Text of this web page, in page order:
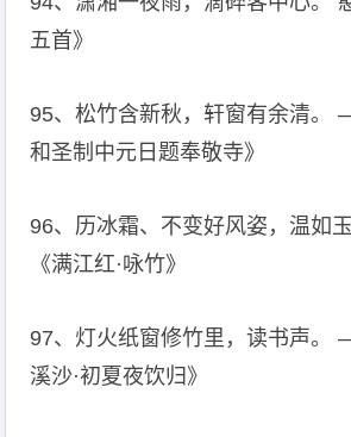
五首》
95、松竹含新秋，轩窗有余清
和圣制中元日题奉敬寺》
96、历冰霜、不变好风姿，温
《满江红·咏竹》
97、灯火纸窗修竹里，读书声
溪沙·初夏夜饮归》